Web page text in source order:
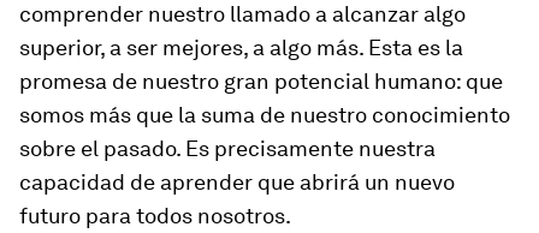
comprender nuestro llamado a alcanzar algo
superior, a ser mejores, a algo más. Esta es la
promesa de nuestro gran potencial humano: que
somos más que la suma de nuestro conocimiento
sobre el pasado. Es precisamente nuestra
capacidad de aprender que abrirá un nuevo
futuro para todos nosotros.